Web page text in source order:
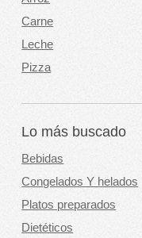
Carne
Leche
Pizza
Lo más buscado
Bebidas
Congelados Y helados
Platos preparados
Dietéticos